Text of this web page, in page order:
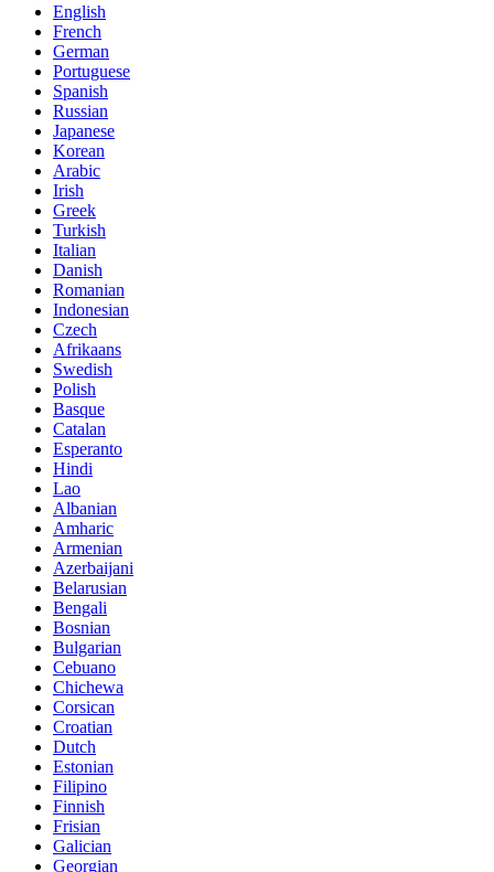
English
French
German
Portuguese
Spanish
Russian
Japanese
Korean
Arabic
Irish
Greek
Turkish
Italian
Danish
Romanian
Indonesian
Czech
Afrikaans
Swedish
Polish
Basque
Catalan
Esperanto
Hindi
Lao
Albanian
Amharic
Armenian
Azerbaijani
Belarusian
Bengali
Bosnian
Bulgarian
Cebuano
Chichewa
Corsican
Croatian
Dutch
Estonian
Filipino
Finnish
Frisian
Galician
Georgian